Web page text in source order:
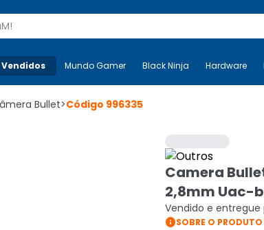
Mais-v- Mundo Gamer Black Ninja
Mundo Gamer Black Ninja Hardware
Bullet>Código 996335
Camera
2,8mm Uac-
Vendido e entregue
SOBRE O PRODUTO